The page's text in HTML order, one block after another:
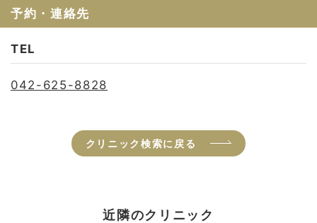
予約・連絡先
TEL
042-625-8828
クリニック検索に戻る
近隣のクリニック